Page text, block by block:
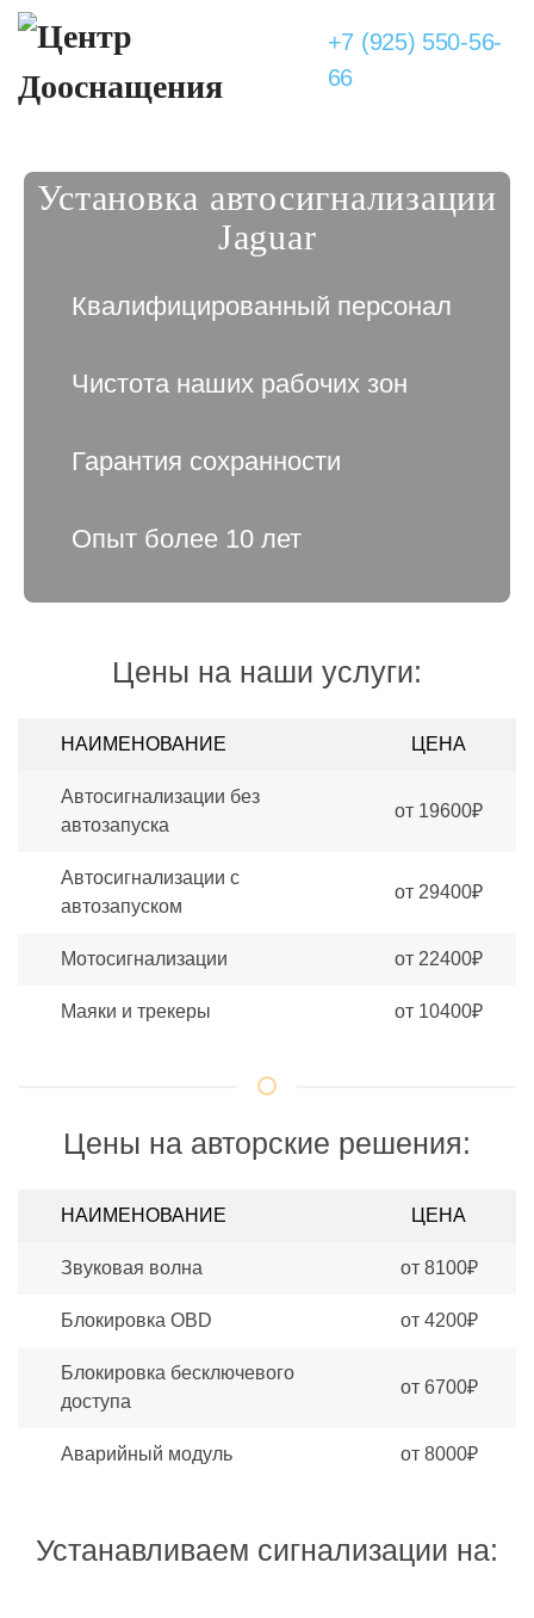
+7 (925) 550-56-
66
Установка автосигнализации
Jaguar
Квалифицированный персонал
Чистота наших рабочих зон
Гарантия сохранности
Опыт более 10 лет
Цены на наши услуги:
НАИМЕНОВАНИЕ ЦЕНА
Автосигнализации без
автозапуска
от 19600₽
Автосигнализации c
автозапуском
от 29400₽
Мотосигнализации от 22400₽
Маяки и трекеры от 10400₽
Цены на авторские решения:
НАИМЕНОВАНИЕ ЦЕНА
Звуковая волна от 8100₽
Блокировка OBD от 4200₽
Блокировка бесключевого
доступа
от 6700₽
Аварийный модуль от 8000₽
Устанавливаем сигнализации на: